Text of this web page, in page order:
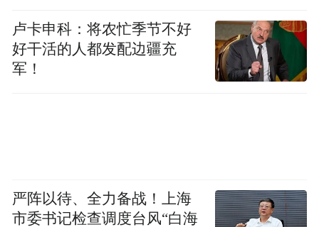
卢卡申科：将农忙季节不好
好干活的人都发配边疆充
军！
严阵以待、全力备战！上海
市委书记检查调度台风“白海